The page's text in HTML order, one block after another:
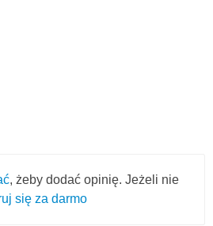
, żeby dodać opinię. Jeżeli nie
się za darmo